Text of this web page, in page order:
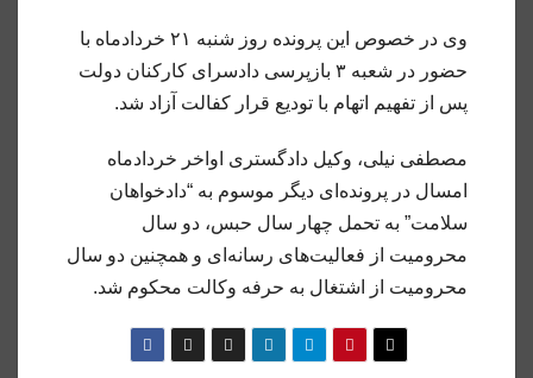
وی در خصوص این پرونده روز شنبه ۲۱ خردادماه با
حضور در شعبه ۳ بازپرسی دادسرای کارکنان دولت
پس از تفهیم اتهام با تودیع قرار کفالت آزاد شد.
مصطفی نیلی، وکیل دادگستری اواخر خردادماه
امسال در پرونده‌ای دیگر موسوم به “دادخواهان
سلامت” به تحمل چهار سال حبس، دو سال
محرومیت از فعالیت‌های رسانه‌ای و همچنین دو سال
محرومیت از اشتغال به حرفه وکالت محکوم شد.